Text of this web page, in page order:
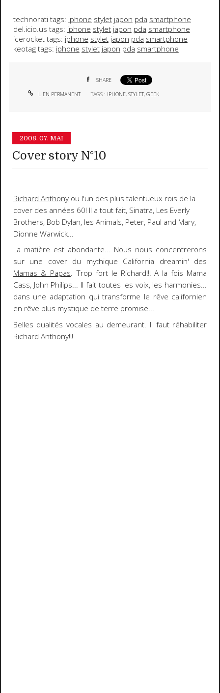
technorati tags: iphone stylet japon pda smartphone
del.icio.us tags: iphone stylet japon pda smartphone
icerocket tags: iphone stylet japon pda smartphone
keotag tags: iphone stylet japon pda smartphone
SHARE
LIEN PERMANENT TAGS : IPHONE,STYLET,GEEK
2008. 07. MAI
Cover story N°10
Richard Anthonyou l'un des plus talentueux rois de la
cover des années 60! Il a tout fait, Sinatra, Les Everly
Brothers, Bob Dylan, les Animals, Peter, Paul and Mary,
Dionne Warwick...
La matière est abondante... Nous nous concentrerons
sur une cover du mythique California dreamin' des
Mamas & Papas. Trop fort le Richard!!! A la fois Mama
Cass, John Philips... Il fait toutes les voix, les harmonies...
dans une adaptation qui transforme le rêve californien
en rêve plus mystique de terre promise...
Belles qualités vocales au demeurant. Il faut réhabiliter
Richard Anthony!!!